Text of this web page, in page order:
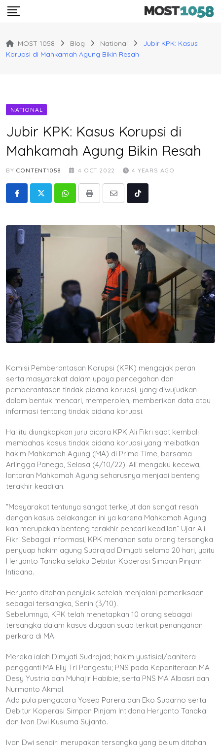
Skip
MOST 1058 Blog National
Jubir KPK: Kasus
Korupsi di Mahkamah Agung Bikin Resah
NATIONAL
Jubir KPK: Kasus Korupsi di
Mahkamah Agung Bikin Resah
BY CONTENT1058 4 OCT 2022 4 YEARS AGO
WhatsappPrint
Share
Tiktok
Komisi Pemberantasan Korupsi (KPK) mengajak peran
serta masyarakat dalam upaya pencegahan dan
pemberantasan tindak pidana korupsi, yang diwujudkan
dalam bentuk mencari, memperoleh, memberikan data atau
informasi tentang tindak pidana korupsi.
Hal itu diungkapkan juru bicara KPK Ali Fikri saat kembali
membahas kasus tindak pidana korupsi yang meibatkan
hakim Mahkamah Agung (MA) di Prime Time, bersama
Arlingga Panega, Selasa (4/10/22). Ali mengaku kecewa,
lantaran Mahkamah Agung seharusnya menjadi benteng
terakhir keadilan.
”Masyarakat tentunya sangat terkejut dan sangat resah
dengan kasus belakangan ini ya karena Mahkamah Agung
kan merupakan benteng terakhir pencari keadilan” Ujar Ali
Fikri Sebagai informasi, KPK menahan satu orang tersangka
penyuap hakim agung Sudrajad Dimyati selama 20 hari, yaitu
Heryanto Tanaka selaku Debitur Koperasi Simpan Pinjam
Intidana.
Heryanto ditahan penyidik setelah menjalani pemeriksaan
sebagai tersangka, Senin (3/10).
Sebelumnya, KPK telah menetapkan 10 orang sebagai
tersangka dalam kasus dugaan suap terkait penanganan
perkara di MA.
Mereka ialah Dimyati Sudrajad; hakim yustisial/panitera
pengganti MA Elly Tri Pangestu; PNS pada Kepaniteraan MA
Desy Yustria dan Muhajir Habibie; serta PNS MA Albasri dan
Nurmanto Akmal.
Ada pula pengacara Yosep Parera dan Eko Suparno serta
Debitur Koperasi Simpan Pinjam Intidana Heryanto Tanaka
dan Ivan Dwi Kusuma Sujanto.
Ivan Dwi sendiri merupakan tersangka yang belum ditahan